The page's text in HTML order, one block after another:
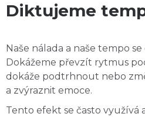
Diktujeme
Naše nálada a naše tempo
Dokážeme převzít rytmus
dokáže podtrhnout nebo
a zvýraznit emoce.
Tento efekt se často využívá